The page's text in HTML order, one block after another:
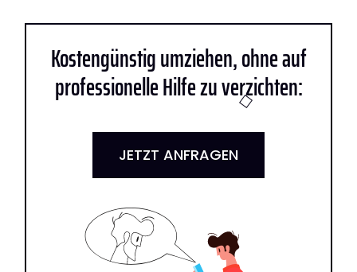
Kostengünstig umziehen, ohne auf
professionelle Hilfe zu verzichten:
JETZT ANFRAGEN